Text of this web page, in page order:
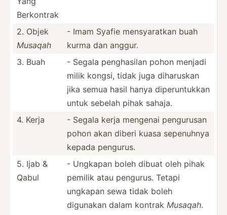
Berkontrak
2. Objek
Musaqah
- Imam Syafie mensya­ratkan buah
kurma dan anggur.
3. Buah
- Segala pengha­silan pohon menjadi
milik kongsi, tidak juga diharuskan
jika semua hasil hanya diperu­ntukkan
untuk sebelah pihak sahaja.
4. Kerja
- Segala kerja mengenai pengurusan
pohon akan diberi kuasa sepenuhnya
kepada pengurus.
5. Ijab &
Qabul
- Ungkapan boleh dibuat oleh pihak
pemilik atau pengurus. Tetapi
ungkapan sewa tidak boleh
digunakan dalam kontrak Musaqah.